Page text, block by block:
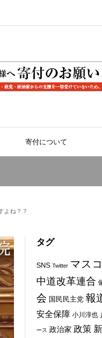
寄付について
よね？？
タグ
SNS Twitter マス
中道改革連合
会 国民民主党 報
安全保障 小川淳也
ース 政治家 政策